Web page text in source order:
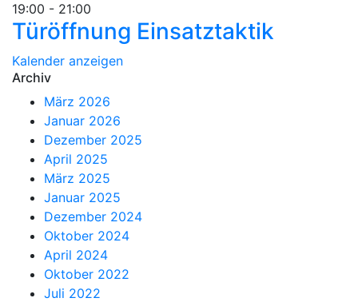
19:00 - 21:00
Türöffnung Einsatztaktik
Kalender anzeigen
Archiv
März 2026
Januar 2026
Dezember 2025
April 2025
März 2025
Januar 2025
Dezember 2024
Oktober 2024
April 2024
Oktober 2022
Juli 2022